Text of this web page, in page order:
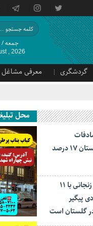
جمعه / ۱۶ مرداد / ۱۴۰۵
, 2026
گردشگری
معرفی مشاغل
درون‌شهری گلستان ۱۷ درصد
استاندار: بابک زنجانی با ۱۱
پیگیر
گلستان است
محل